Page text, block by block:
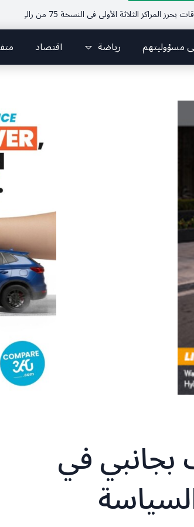
الأولى في النسخة 75 من رالي فنلندا
مسؤوليتهم رياضة اقتصاد
في